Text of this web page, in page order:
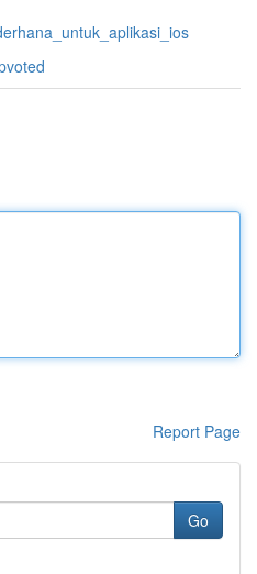
Report Page
Go